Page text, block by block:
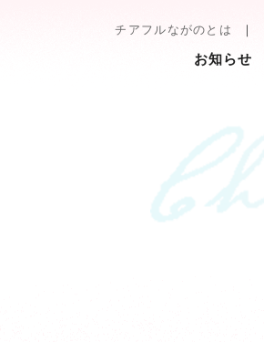
チアフルながのとは
お知らせ